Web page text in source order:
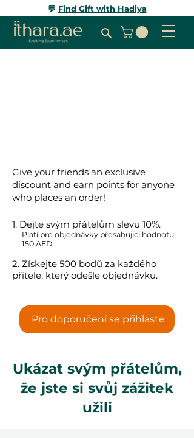
💬 Find Gift with Hadiya
Give your friends an exclusive
discount and earn points for anyone
who places an order!
Dejte svým přátelům slevu 10%.
Platí pro objednávky přesahující hodnotu
150 AED.
Získejte 500 bodů za každého
přítele, který odešle objednávku.
Pro doporučení se přihlaste
Ukázat svým přátelům,
že jste si svůj zážitek
užili